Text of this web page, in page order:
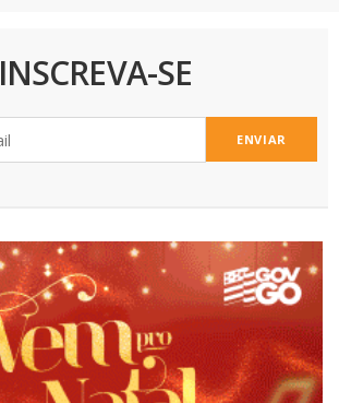
INSCREVA-SE
ENVIAR